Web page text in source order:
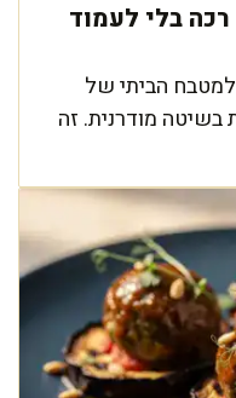
בלי לעמוד
הביתי של
מודרנית. זה